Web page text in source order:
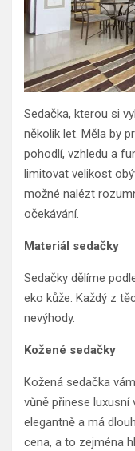
Sedačka, kterou si
několik let. Měla by
pohodlí, vzhledu a
limitovat velikost
možné nalézt
očekávání.
Materiál sedačky
Sedačky dělíme
eko kůže. Každý z
nevýhody.
Kožené sedačky
Kožená sedačka
vůně přinese
elegantně a má
cena, a to zejména